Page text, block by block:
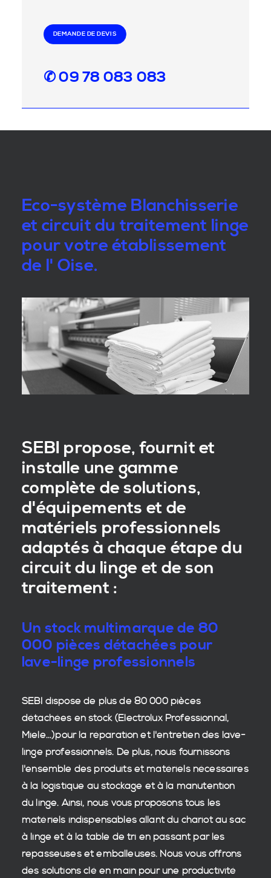
DEMANDE DE DEVIS
✆ 09 78 083 083
Eco-système Blanchisserie
et circuit du traitement linge
pour votre établissement
de l' Oise.
SEBI propose, fournit et
installe une gamme
complète de solutions,
d'équipements et de
matériels professionnels
adaptés à chaque étape du
circuit du linge et de son
traitement :
Un stock multimarque de 80
000 pièces détachées pour
lave-linge professionnels
SEBI dispose de plus de 80 000pièces
détachées en stock(Electrolux Professionnal,
Miele...)pour la réparation et l'entretien des lave-
linge professionnels. De plus, nous fournissons
l'ensemble des produits et matériels nécessaires
à la logistique au stockage et à la manutention
du linge. Ainsi, nous vous proposons tous les
matériels indispensables allant du chariot au sac
à linge et à la table de tri en passant par les
repasseuses et emballeuses. Nous vous offrons
des solutions clé en main pour une productivité